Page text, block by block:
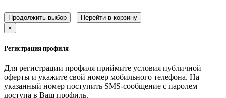
Продолжить выбор
Перейти в корзину
×
Регистрация профиля
Для регистрации профиля приймите условия публичной
оферты и укажите свой номер мобильного телефона. На
указанный номер поступить SMS-сообщение с паролем
доступа в Ваш профиль.